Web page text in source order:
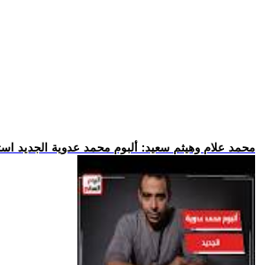
.. محمد علام وهيثم سعيد: ألبوم محمد عدوية الجديد